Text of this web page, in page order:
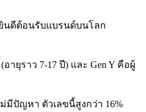
ยินดีต้อนรับแบรนด์บนโลก
ายุราว 7-17 ปี) และ Gen Y คือผู้
มีปัญหา ตัวเลขนี้สูงกว่า 16%